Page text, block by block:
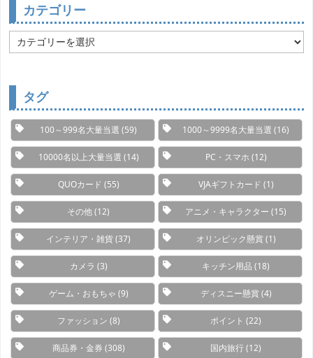
カテゴリー
テ
タグ
100～999名大量当選 (59) 1000～9999名大量当選 (16)
10000名以上大量当選 (14) PC・スマホ (12)
QUOカード (55) VJAギフトカード (1)
その他(12) アニメ・キャラクター (15)
インテリア・雑貨(37) オリンピック懸賞(1)
カメラ (3) キッチン用品 (18)
ゲーム・おもちゃ (9) ディスニー懸賞(4)
ファッション (8) ポイント (22)
商品券・金券 (308) 国内旅行(12)